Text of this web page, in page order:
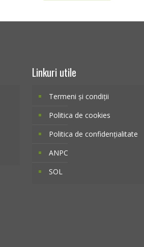
Linkuri utile
Termeni și condiții
Politica de cookies
Politica de confidențialitate
ANPC
SOL